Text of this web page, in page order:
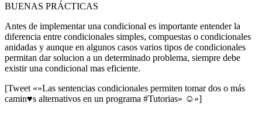
BUENAS PRÁCTICAS
Antes de implementar una condicional es importante entender la
diferencia entre condicionales simples, compuestas o condicionales
anidadas y aunque en algunos casos varios tipos de condicionales
permitan dar solucion a un determinado problema, siempre debe
existir una condicional mas eficiente.
[Tweet «»Las sentencias condicionales permiten tomar dos o más
camin♥s alternativos en un programa #Tutorias» ☺»]